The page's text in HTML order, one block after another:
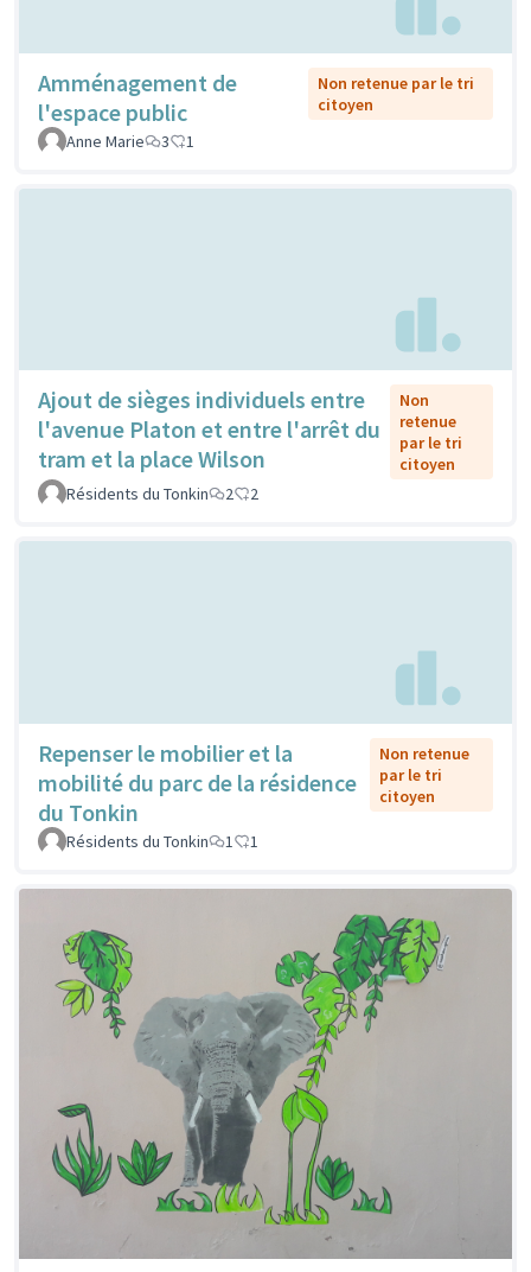
Amménagement de
l'espace public
Non retenue par le tri
citoyen
Anne Marie
3 1
Ajout de sièges individuels entre
l'avenue Platon et entre l'arrêt du
tram et la place Wilson
Non
retenue
par le tri
citoyen
Résidents du Tonkin
2 2
Repenser le mobilier et la
mobilité du parc de la résidence
du Tonkin
Non retenue
par le tri
citoyen
Résidents du Tonkin 1 1